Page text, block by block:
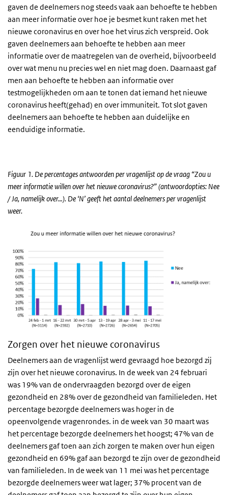
gaven de deelnemers nog steeds vaak aan behoefte te hebben
aan meer informatie over hoe je besmet kunt raken met het
nieuwe coronavirus en over hoe het virus zich verspreid. Ook
gaven deelnemers aan behoefte te hebben aan meer
informatie over de maatregelen van de overheid, bijvoorbeeld
over wat menu nu precies wel en niet mag doen. Daarnaast gaf
men aan behoefte te hebben aan informatie over
testmogelijkheden om aan te tonen dat iemand het nieuwe
coronavirus heeft(gehad) en over immuniteit. Tot slot gaven
deelnemers aan behoefte te hebben aan duidelijke en
eenduidige informatie.
Figuur 1. De percentages antwoorden per vragenlijst op de vraag “Zou u
meer informatie willen over het nieuwe coronavirus?” (antwoordopties: Nee
/ Ja, namelijk over…). De ‘N’ geeft het aantal deelnemers per vragenlijst
weer.
Zorgen over het nieuwe coronavirus
Deelnemers aan de vragenlijst werd gevraagd hoe bezorgd zij
zijn over het nieuwe coronavirus. In de week van 24 februari
was 19% van de ondervraagden bezorgd over de eigen
gezondheid en 28% over de gezondheid van familieleden. Het
percentage bezorgde deelnemers was hoger in de
opeenvolgende vragenrondes. in de week van 30 maart was
het percentage bezorgde deelnemers het hoogst; 47% van de
deelnemers gaf toen aan zich zorgen te maken over hun eigen
gezondheid en 69% gaf aan bezorgd te zijn over de gezondheid
van familieleden. In de week van 11 mei was het percentage
bezorgde deelnemers weer wat lager; 37% procent van de